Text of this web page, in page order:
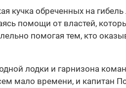
кучка обреченных на
помощи от властей,
помогая тем, кто
лодки и гарнизона
мало времени, и капитан